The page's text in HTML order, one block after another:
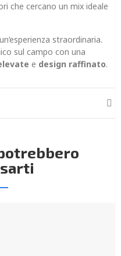
che cercano un mix ideale
straordinaria.
sul campo con una
e design raffinato.